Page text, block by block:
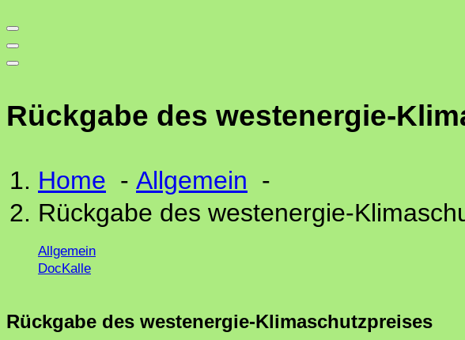
Rückgabe des westenergie-
Home - Allgemein -
Rückgabe des westenergie-
Allgemein
DocKalle
Rückgabe des westenergie-Klimaschutzpreises